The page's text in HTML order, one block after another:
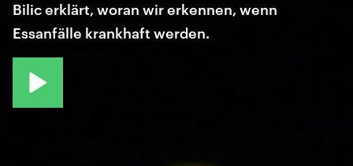
Bilic erklärt, woran wir erkennen, wenn
Essanfälle krankhaft werden.